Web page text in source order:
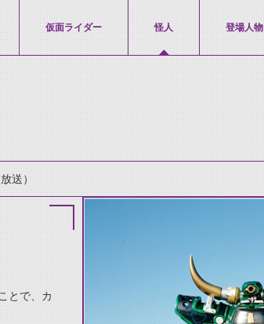
仮面ライダー 怪人 登場人物
送）
とで、カ